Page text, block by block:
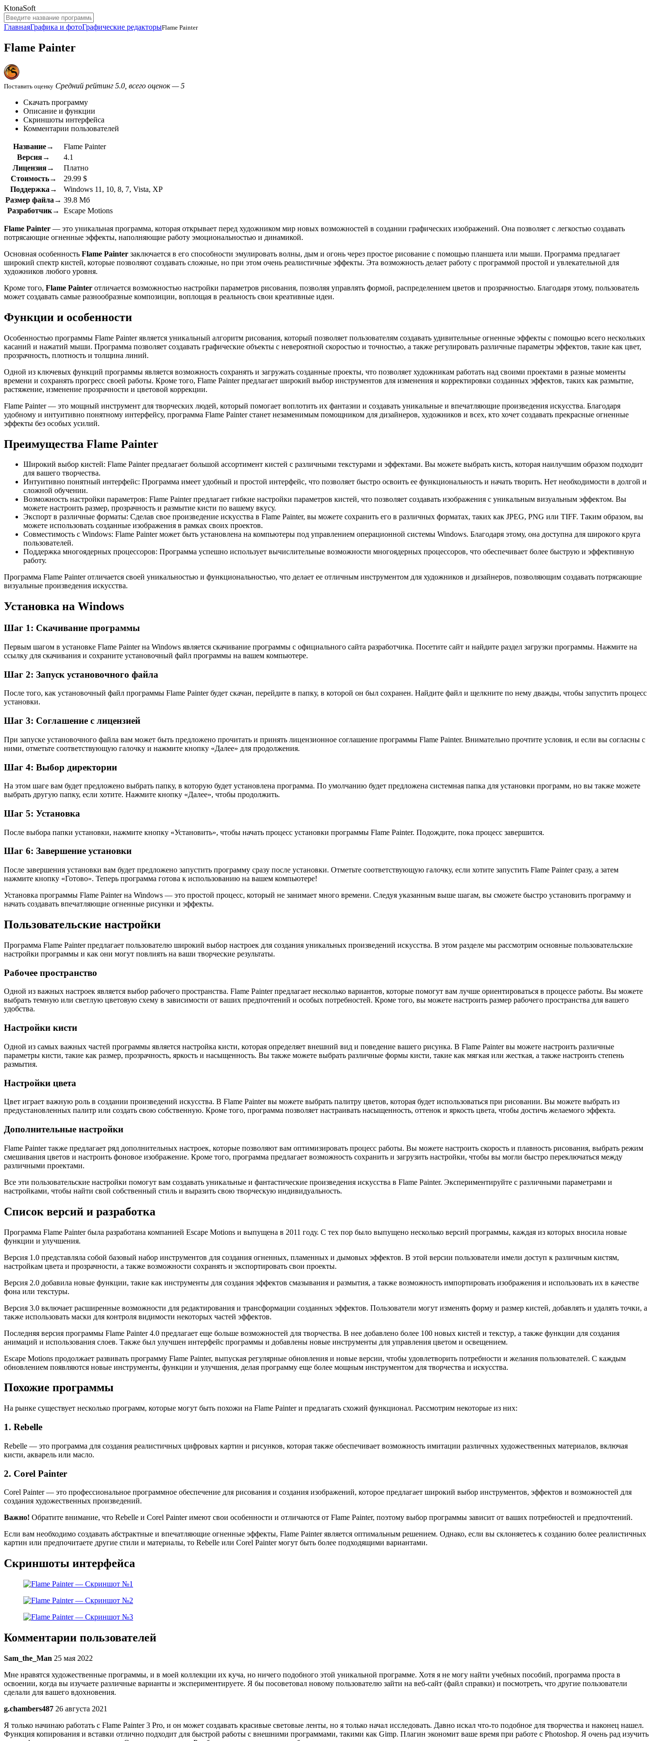
KtonaSoft
ГлавнаяГрафика и фотоГрафические редакторыFlame Painter
Flame Painter
Поставить оценку Средний рейтинг 5.0, всего оценок — 5
Скачать программу
Описание и функции
Скриншоты интерфейса
Комментарии пользователей
Название→
Flame Painter
Версия→
4.1
Лицензия→
Платно
Стоимость→
29.99 $
Поддержка→
Windows 11, 10, 8, 7, Vista, XP
Размер файла→ 39.8 Мб
Разработчик→
Escape Motions
Flame Painter — это уникальная программа, которая открывает перед художником мир новых возможностей в создании графических изображений. Она позволяет с легкостью создавать
потрясающие огненные эффекты, наполняющие работу эмоциональностью и динамикой.
Основная особенность Flame Painter заключается в его способности эмулировать волны, дым и огонь через простое рисование с помощью планшета или мыши. Программа предлагает
широкий спектр кистей, которые позволяют создавать сложные, но при этом очень реалистичные эффекты. Эта возможность делает работу с программой простой и увлекательной для
художников любого уровня.
Кроме того, Flame Painter отличается возможностью настройки параметров рисования, позволяя управлять формой, распределением цветов и прозрачностью. Благодаря этому, пользователь
может создавать самые разнообразные композиции, воплощая в реальность свои креативные идеи.
Функции и особенности
Особенностью программы Flame Painter является уникальный алгоритм рисования, который позволяет пользователям создавать удивительные огненные эффекты с помощью всего нескольких
касаний и нажатий мыши. Программа позволяет создавать графические объекты с невероятной скоростью и точностью, а также регулировать различные параметры эффектов, такие как цвет,
прозрачность, плотность и толщина линий.
Одной из ключевых функций программы является возможность сохранять и загружать созданные проекты, что позволяет художникам работать над своими проектами в разные моменты
времени и сохранять прогресс своей работы. Кроме того, Flame Painter предлагает широкий выбор инструментов для изменения и корректировки созданных эффектов, таких как размытие,
растяжение, изменение прозрачности и цветовой коррекции.
Flame Painter — это мощный инструмент для творческих людей, который помогает воплотить их фантазии и создавать уникальные и впечатляющие произведения искусства. Благодаря
удобному и интуитивно понятному интерфейсу, программа Flame Painter станет незаменимым помощником для дизайнеров, художников и всех, кто хочет создавать прекрасные огненные
эффекты без особых усилий.
Преимущества Flame Painter
Широкий выбор кистей: Flame Painter предлагает большой ассортимент кистей с различными текстурами и эффектами. Вы можете выбрать кисть, которая наилучшим образом подходит
для вашего творчества.
Интуитивно понятный интерфейс: Программа имеет удобный и простой интерфейс, что позволяет быстро освоить ее функциональность и начать творить. Нет необходимости в долгой и
сложной обучении.
Возможность настройки параметров: Flame Painter предлагает гибкие настройки параметров кистей, что позволяет создавать изображения с уникальным визуальным эффектом. Вы
можете настроить размер, прозрачность и размытие кисти по вашему вкусу.
Экспорт в различные форматы: Сделав свое произведение искусства в Flame Painter, вы можете сохранить его в различных форматах, таких как JPEG, PNG или TIFF. Таким образом, вы
можете использовать созданные изображения в рамках своих проектов.
Совместимость с Windows: Flame Painter может быть установлена на компьютеры под управлением операционной системы Windows. Благодаря этому, она доступна для широкого круга
пользователей.
Поддержка многоядерных процессоров: Программа успешно использует вычислительные возможности многоядерных процессоров, что обеспечивает более быструю и эффективную
работу.
Программа Flame Painter отличается своей уникальностью и функциональностью, что делает ее отличным инструментом для художников и дизайнеров, позволяющим создавать потрясающие
визуальные произведения искусства.
Установка на Windows
Шаг 1: Скачивание программы
Первым шагом в установке Flame Painter на Windows является скачивание программы с официального сайта разработчика. Посетите сайт и найдите раздел загрузки программы. Нажмите на
ссылку для скачивания и сохраните установочный файл программы на вашем компьютере.
Шаг 2: Запуск установочного файла
После того, как установочный файл программы Flame Painter будет скачан, перейдите в папку, в которой он был сохранен. Найдите файл и щелкните по нему дважды, чтобы запустить процесс
установки.
Шаг 3: Соглашение с лицензией
При запуске установочного файла вам может быть предложено прочитать и принять лицензионное соглашение программы Flame Painter. Внимательно прочтите условия, и если вы согласны с
ними, отметьте соответствующую галочку и нажмите кнопку «Далее» для продолжения.
Шаг 4: Выбор директории
На этом шаге вам будет предложено выбрать папку, в которую будет установлена программа. По умолчанию будет предложена системная папка для установки программ, но вы также можете
выбрать другую папку, если хотите. Нажмите кнопку «Далее», чтобы продолжить.
Шаг 5: Установка
После выбора папки установки, нажмите кнопку «Установить», чтобы начать процесс установки программы Flame Painter. Подождите, пока процесс завершится.
Шаг 6: Завершение установки
После завершения установки вам будет предложено запустить программу сразу после установки. Отметьте соответствующую галочку, если хотите запустить Flame Painter сразу, а затем
нажмите кнопку «Готово». Теперь программа готова к использованию на вашем компьютере!
Установка программы Flame Painter на Windows — это простой процесс, который не занимает много времени. Следуя указанным выше шагам, вы сможете быстро установить программу и
начать создавать впечатляющие огненные рисунки и эффекты.
Пользовательские настройки
Программа Flame Painter предлагает пользователю широкий выбор настроек для создания уникальных произведений искусства. В этом разделе мы рассмотрим основные пользовательские
настройки программы и как они могут повлиять на ваши творческие результаты.
Рабочее пространство
Одной из важных настроек является выбор рабочего пространства. Flame Painter предлагает несколько вариантов, которые помогут вам лучше ориентироваться в процессе работы. Вы можете
выбрать темную или светлую цветовую схему в зависимости от ваших предпочтений и особых потребностей. Кроме того, вы можете настроить размер рабочего пространства для вашего
удобства.
Настройки кисти
Одной из самых важных частей программы является настройка кисти, которая определяет внешний вид и поведение вашего рисунка. В Flame Painter вы можете настроить различные
параметры кисти, такие как размер, прозрачность, яркость и насыщенность. Вы также можете выбрать различные формы кисти, такие как мягкая или жесткая, а также настроить степень
размытия.
Настройки цвета
Цвет играет важную роль в создании произведений искусства. В Flame Painter вы можете выбрать палитру цветов, которая будет использоваться при рисовании. Вы можете выбрать из
предустановленных палитр или создать свою собственную. Кроме того, программа позволяет настраивать насыщенность, оттенок и яркость цвета, чтобы достичь желаемого эффекта.
Дополнительные настройки
Flame Painter также предлагает ряд дополнительных настроек, которые позволяют вам оптимизировать процесс работы. Вы можете настроить скорость и плавность рисования, выбрать режим
смешивания цветов и настроить фоновое изображение. Кроме того, программа предлагает возможность сохранить и загрузить настройки, чтобы вы могли быстро переключаться между
различными проектами.
Все эти пользовательские настройки помогут вам создавать уникальные и фантастические произведения искусства в Flame Painter. Экспериментируйте с различными параметрами и
настройками, чтобы найти свой собственный стиль и выразить свою творческую индивидуальность.
Список версий и разработка
Программа Flame Painter была разработана компанией Escape Motions и выпущена в 2011 году. С тех пор было выпущено несколько версий программы, каждая из которых вносила новые
функции и улучшения.
Версия 1.0 представляла собой базовый набор инструментов для создания огненных, пламенных и дымовых эффектов. В этой версии пользователи имели доступ к различным кистям,
настройкам цвета и прозрачности, а также возможности сохранять и экспортировать свои проекты.
Версия 2.0 добавила новые функции, такие как инструменты для создания эффектов смазывания и размытия, а также возможность импортировать изображения и использовать их в качестве
фона или текстуры.
Версия 3.0 включает расширенные возможности для редактирования и трансформации созданных эффектов. Пользователи могут изменять форму и размер кистей, добавлять и удалять точки, а
также использовать маски для контроля видимости некоторых частей эффектов.
Последняя версия программы Flame Painter 4.0 предлагает еще больше возможностей для творчества. В нее добавлено более 100 новых кистей и текстур, а также функции для создания
анимаций и использования слоев. Также был улучшен интерфейс программы и добавлены новые инструменты для управления цветом и освещением.
Escape Motions продолжает развивать программу Flame Painter, выпуская регулярные обновления и новые версии, чтобы удовлетворить потребности и желания пользователей. С каждым
обновлением появляются новые инструменты, функции и улучшения, делая программу еще более мощным инструментом для творчества и искусства.
Похожие программы
На рынке существует несколько программ, которые могут быть похожи на Flame Painter и предлагать схожий функционал. Рассмотрим некоторые из них:
1. Rebelle
Rebelle — это программа для создания реалистичных цифровых картин и рисунков, которая также обеспечивает возможность имитации различных художественных материалов, включая
кисти, акварель или масло.
2. Corel Painter
Corel Painter — это профессиональное программное обеспечение для рисования и создания изображений, которое предлагает широкий выбор инструментов, эффектов и возможностей для
создания художественных произведений.
Важно! Обратите внимание, что Rebelle и Corel Painter имеют свои особенности и отличаются от Flame Painter, поэтому выбор программы зависит от ваших потребностей и предпочтений.
Если вам необходимо создавать абстрактные и впечатляющие огненные эффекты, Flame Painter является оптимальным решением. Однако, если вы склоняетесь к созданию более реалистичных
картин или предпочитаете другие стили и материалы, то Rebelle или Corel Painter могут быть более подходящими вариантами.
Скриншоты интерфейса
Комментарии пользователей
Sam_the_Man 25 мая 2022
Мне нравятся художественные программы, и в моей коллекции их куча, но ничего подобного этой уникальной программе. Хотя я не могу найти учебных пособий, программа проста в
освоении, когда вы изучаете различные варианты и экспериментируете. Я бы посоветовал новому пользователю зайти на веб-сайт (файл справки) и посмотреть, что другие пользователи
сделали для вашего вдохновения.
g.chambers487 26 августа 2021
Я только начинаю работать с Flame Painter 3 Pro, и он может создавать красивые световые ленты, но я только начал исследовать. Давно искал что-то подобное для творчества и наконец нашел.
Функция копирования и вставки отлично подходит для быстрой работы с внешними программами, такими как Gimp. Плагин экономит ваше время при работе с Photoshop. Я очень рад изучить